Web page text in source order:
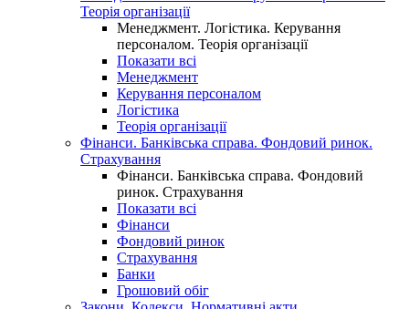
Теорія організації
Менеджмент. Логістика. Керування
персоналом. Теорія організації
Показати всі
Менеджмент
Керування персоналом
Логістика
Теорія організації
Фінанси. Банківська справа. Фондовий ринок.
Страхування
Фінанси. Банківська справа. Фондовий
ринок. Страхування
Показати всі
Фінанси
Фондовий ринок
Страхування
Банки
Грошовий обіг